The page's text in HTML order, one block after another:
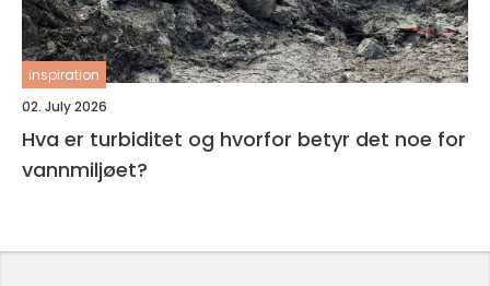
inspiration
02. July 2026
Hva er turbiditet og hvorfor betyr det noe for
vannmiljøet?